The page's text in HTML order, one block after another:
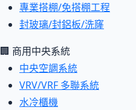
專業搭棚/免搭棚工程
封玻璃/封鋁板/洗窿
🏢 商用中央系統
中央空調系統
VRV/VRF 多聯系統
水冷櫃機